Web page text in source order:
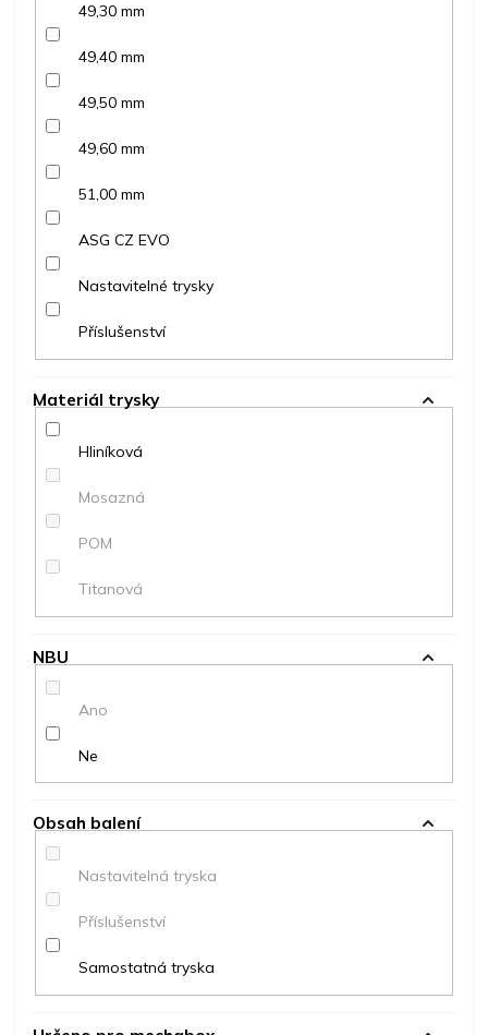
49,30 mm
49,40 mm
49,50 mm
49,60 mm
51,00 mm
ASG CZ EVO
Nastavitelné trysky
Příslušenství
Materiál trysky
Hliníková
Mosazná
POM
Titanová
NBU
Ano
Ne
Obsah balení
Nastavitelná tryska
Příslušenství
Samostatná tryska